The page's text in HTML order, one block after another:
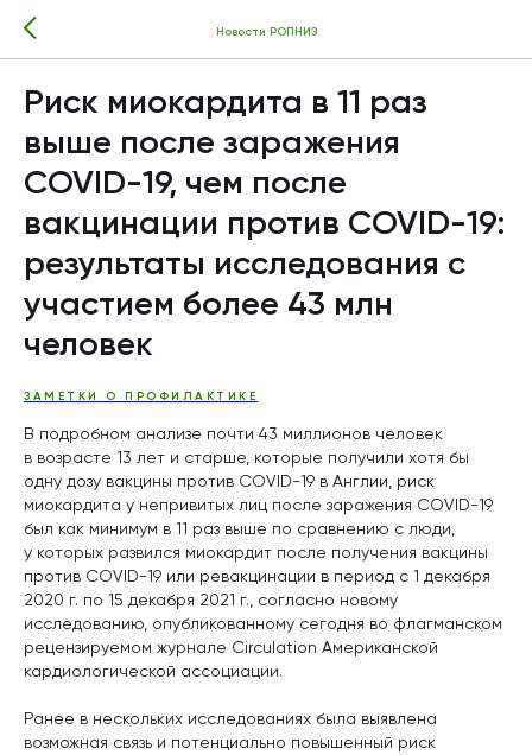
Новости РОПНИЗ
Риск миокардита в 11 раз
выше после заражения
COVID-19, чем после
вакцинации против COVID-19:
результаты исследования с
участием более 43 млн
человек
ЗАМЕТКИ О ПРОФИЛАКТИКЕ
В подробном анализе почти 43 миллионов человек
в возрасте 13 лет и старше, которые получили хотя бы
одну дозу вакцины против COVID-19 в Англии, риск
миокардита у непривитых лиц после заражения COVID-19
был как минимум в 11 раз выше по сравнению с люди,
у которых развился миокардит после получения вакцины
против COVID-19 или ревакцинации в период с 1 декабря
2020 г. по 15 декабря 2021 г., согласно новому
исследованию, опубликованному сегодня во флагманском
рецензируемом журнале Circulation Американской
кардиологической ассоциации.
Ранее в нескольких исследованиях была выявлена
возможная связь и потенциально повышенный риск